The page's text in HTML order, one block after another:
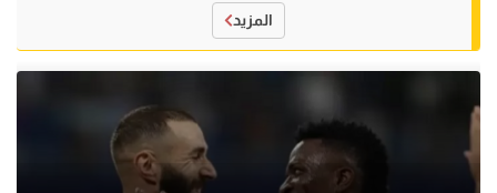
المزيد